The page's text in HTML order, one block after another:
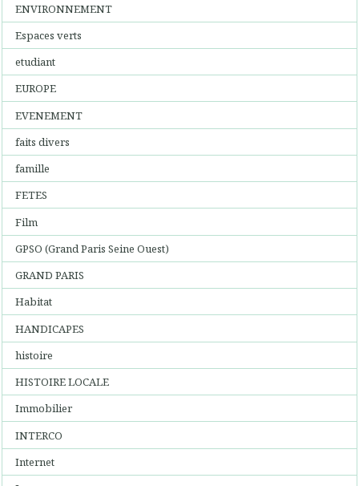
ENVIRONNEMENT
Espaces verts
etudiant
EUROPE
EVENEMENT
faits divers
famille
FETES
Film
GPSO (Grand Paris Seine Ouest)
GRAND PARIS
Habitat
HANDICAPES
histoire
HISTOIRE LOCALE
Immobilier
INTERCO
Internet